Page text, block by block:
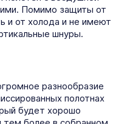
Помимо защиты от
и от холода и не имеют
шнуры.
разнообразие
полотнах
будет хорошо